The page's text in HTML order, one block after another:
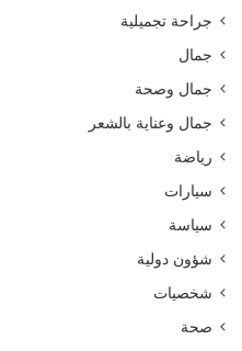
جراحة تجميلية
جمال
جمال وصحة
جمال وعناية بالشعر
رياضة
سيارات
سياسة
شؤون دولية
شخصيات
صحة